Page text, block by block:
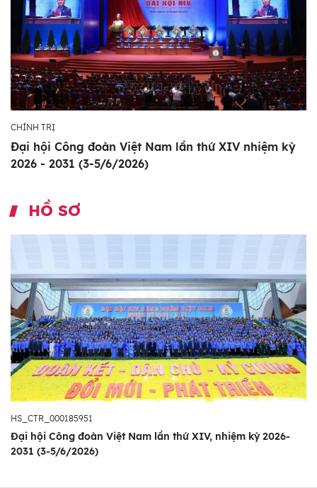
CHÍNH TRỊ
Đại hội Công đoàn Việt Nam lần thứ XIV nhiệm kỳ
2026 - 2031 (3-5/6/2026)
HỒ SƠ
HS_CTR_000185951
Đại hội Công đoàn Việt Nam lần thứ XIV, nhiệm kỳ 2026-
2031 (3-5/6/2026)